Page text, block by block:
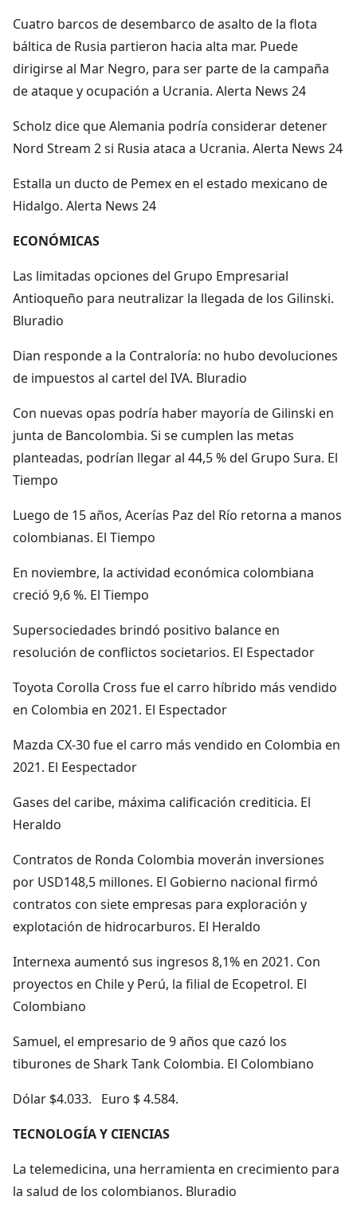
Cuatro barcos de desembarco de asalto de la flota
báltica de Rusia partieron hacia alta mar. Puede
dirigirse al Mar Negro, para ser parte de la campaña
de ataque y ocupación a Ucrania. Alerta News 24
Scholz dice que Alemania podría considerar detener
Nord Stream 2 si Rusia ataca a Ucrania. Alerta News 24
Estalla un ducto de Pemex en el estado mexicano de
Hidalgo. Alerta News 24
ECONÓMICAS
Las limitadas opciones del Grupo Empresarial
Antioqueño para neutralizar la llegada de los Gilinski.
Bluradio
Dian responde a la Contraloría: no hubo devoluciones
de impuestos al cartel del IVA. Bluradio
Con nuevas opas podría haber mayoría de Gilinski en
junta de Bancolombia. Si se cumplen las metas
planteadas, podrían llegar al 44,5 % del Grupo Sura. El
Tiempo
Luego de 15 años, Acerías Paz del Río retorna a manos
colombianas. El Tiempo
En noviembre, la actividad económica colombiana
creció 9,6 %. El Tiempo
Supersociedades brindó positivo balance en
resolución de conflictos societarios. El Espectador
Toyota Corolla Cross fue el carro híbrido más vendido
en Colombia en 2021. El Espectador
Mazda CX-30 fue el carro más vendido en Colombia en
2021. El Eespectador
Gases del caribe, máxima calificación crediticia. El
Heraldo
Contratos de Ronda Colombia moverán inversiones
por USD148,5 millones. El Gobierno nacional firmó
contratos con siete empresas para exploración y
explotación de hidrocarburos. El Heraldo
Internexa aumentó sus ingresos 8,1% en 2021. Con
proyectos en Chile y Perú, la filial de Ecopetrol. El
Colombiano
Samuel, el empresario de 9 años que cazó los
tiburones de Shark Tank Colombia. El Colombiano
Dólar $4.033. Euro $ 4.584.
TECNOLOGÍA Y CIENCIAS
La telemedicina, una herramienta en crecimiento para
la salud de los colombianos. Bluradio